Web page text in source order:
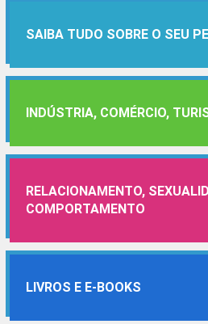
SAIBA TUDO SOBRE O SEU
INDÚSTRIA, COMÉRCIO,
RELACIONAMENTO,
COMPORTAMENTO
LIVROS E E-BOOKS